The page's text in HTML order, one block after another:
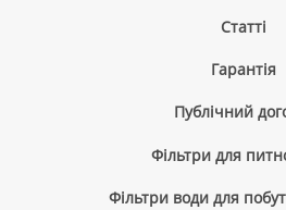
Cтатті
Гарантія
Публічний
Фільтри для
Фільтри води для